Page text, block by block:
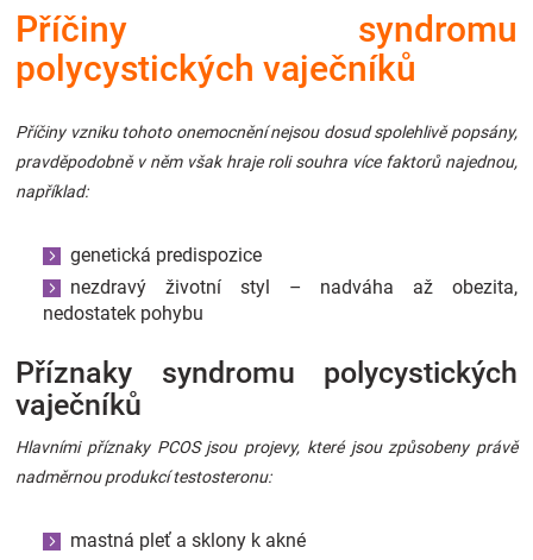
Hračkářství
Přihlášení
Příčiny syndromu
polycystických vaječníků
Příčiny vzniku tohoto onemocnění nejsou dosud spolehlivě popsány,
pravděpodobně v něm však hraje roli souhra více faktorů najednou,
například:
genetická predispozice
nezdravý životní styl – nadváha až obezita,
nedostatek pohybu
Příznaky syndromu polycystických
vaječníků
Hlavními příznaky PCOS jsou projevy, které jsou způsobeny právě
nadměrnou produkcí testosteronu:
mastná pleť a sklony k akné